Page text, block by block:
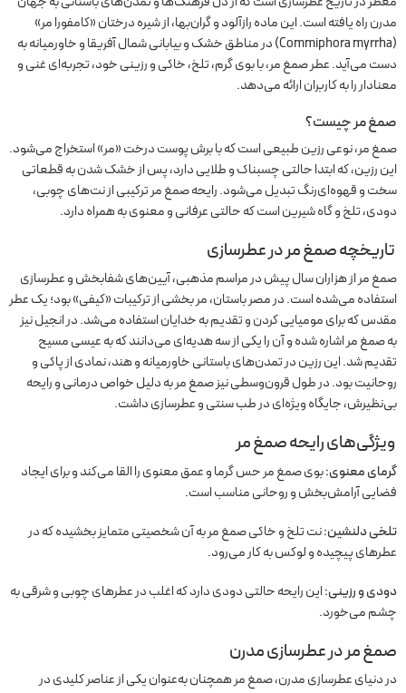
مدرن راه یافته است. این ماده رازآلود و گران‌بها، از شیره درختان «کامفورا مر»
(Commiphora myrrha) در مناطق خشک و بیابانی شمال آفریقا و خاورمیانه به
دست می‌آید. عطر صمغ مر، با بوی گرم، تلخ، خاکی و رزینی خود، تجربه‌ای غنی و
معنادار را به کاربران ارائه می‌دهد.
صمغ مر چیست؟
صمغ مر، نوعی رزین طبیعی است که با برش پوست درخت «مر» استخراج می‌شود.
این رزین، که ابتدا حالتی چسبناک و طلایی دارد، پس از خشک شدن به قطعاتی
سخت و قهوه‌ای‌رنگ تبدیل می‌شود. رایحه صمغ مر ترکیبی از نت‌های چوبی،
دودی، تلخ و گاه شیرین است که حالتی عرفانی و معنوی به همراه دارد.
تاریخچه صمغ مر در عطرسازی
صمغ مر از هزاران سال پیش در مراسم مذهبی، آیین‌های شفابخش و عطرسازی
استفاده می‌شده است. در مصر باستان، مر بخشی از ترکیبات «کیفی» بود؛ یک عطر
مقدس که برای مومیایی کردن و تقدیم به خدایان استفاده می‌شد. در انجیل نیز
به صمغ مر اشاره شده و آن را یکی از سه هدیه‌ای می‌دانند که به عیسی مسیح
تقدیم شد. این رزین در تمدن‌های باستانی خاورمیانه و هند، نمادی از پاکی و
روحانیت بود. در طول قرون‌وسطی نیز صمغ مر به دلیل خواص درمانی و رایحه
بی‌نظیرش، جایگاه ویژه‌ای در طب سنتی و عطرسازی داشت.
ویژگی‌های رایحه صمغ مر
گرمای معنوی:بوی صمغ مر حس گرما و عمق معنوی را القا می‌کند و برای ایجاد
فضایی آرامش‌بخش و روحانی مناسب است.
تلخی دلنشین:نت تلخ و خاکی صمغ مر به آن شخصیتی متمایز بخشیده که در
عطرهای پیچیده و لوکس به کار می‌رود.
دودی و رزینی:این رایحه حالتی دودی دارد که اغلب در عطرهای چوبی و شرقی به
چشم می‌خورد.
صمغ مر در عطرسازی مدرن
در دنیای عطرسازی مدرن، صمغ مر همچنان به‌عنوان یکی از عناصر کلیدی در